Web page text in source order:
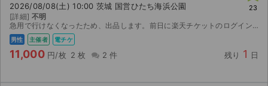
2026/08/08(土) 10:00 茨城 国営ひたち海浜公園
[詳細] 不明
急用で行けなくなったため、出品します。前日に楽天チケットのログイン情報を開示することを想定し寝ますが、それ以外にあれば対応します。手数料合わせて元値16000円程度なのでお得かと思います。
男性 主催者 電チケ
11,000 円/枚 2 枚 2 件 残り 1 日
23